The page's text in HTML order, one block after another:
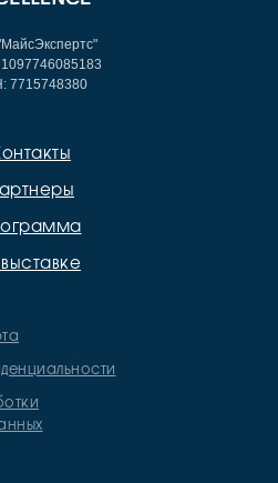
7715748380